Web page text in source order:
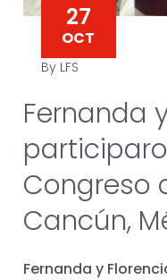
27
OCT
By LFS
Fernanda
Congreso
Cancún,
Fernanda y